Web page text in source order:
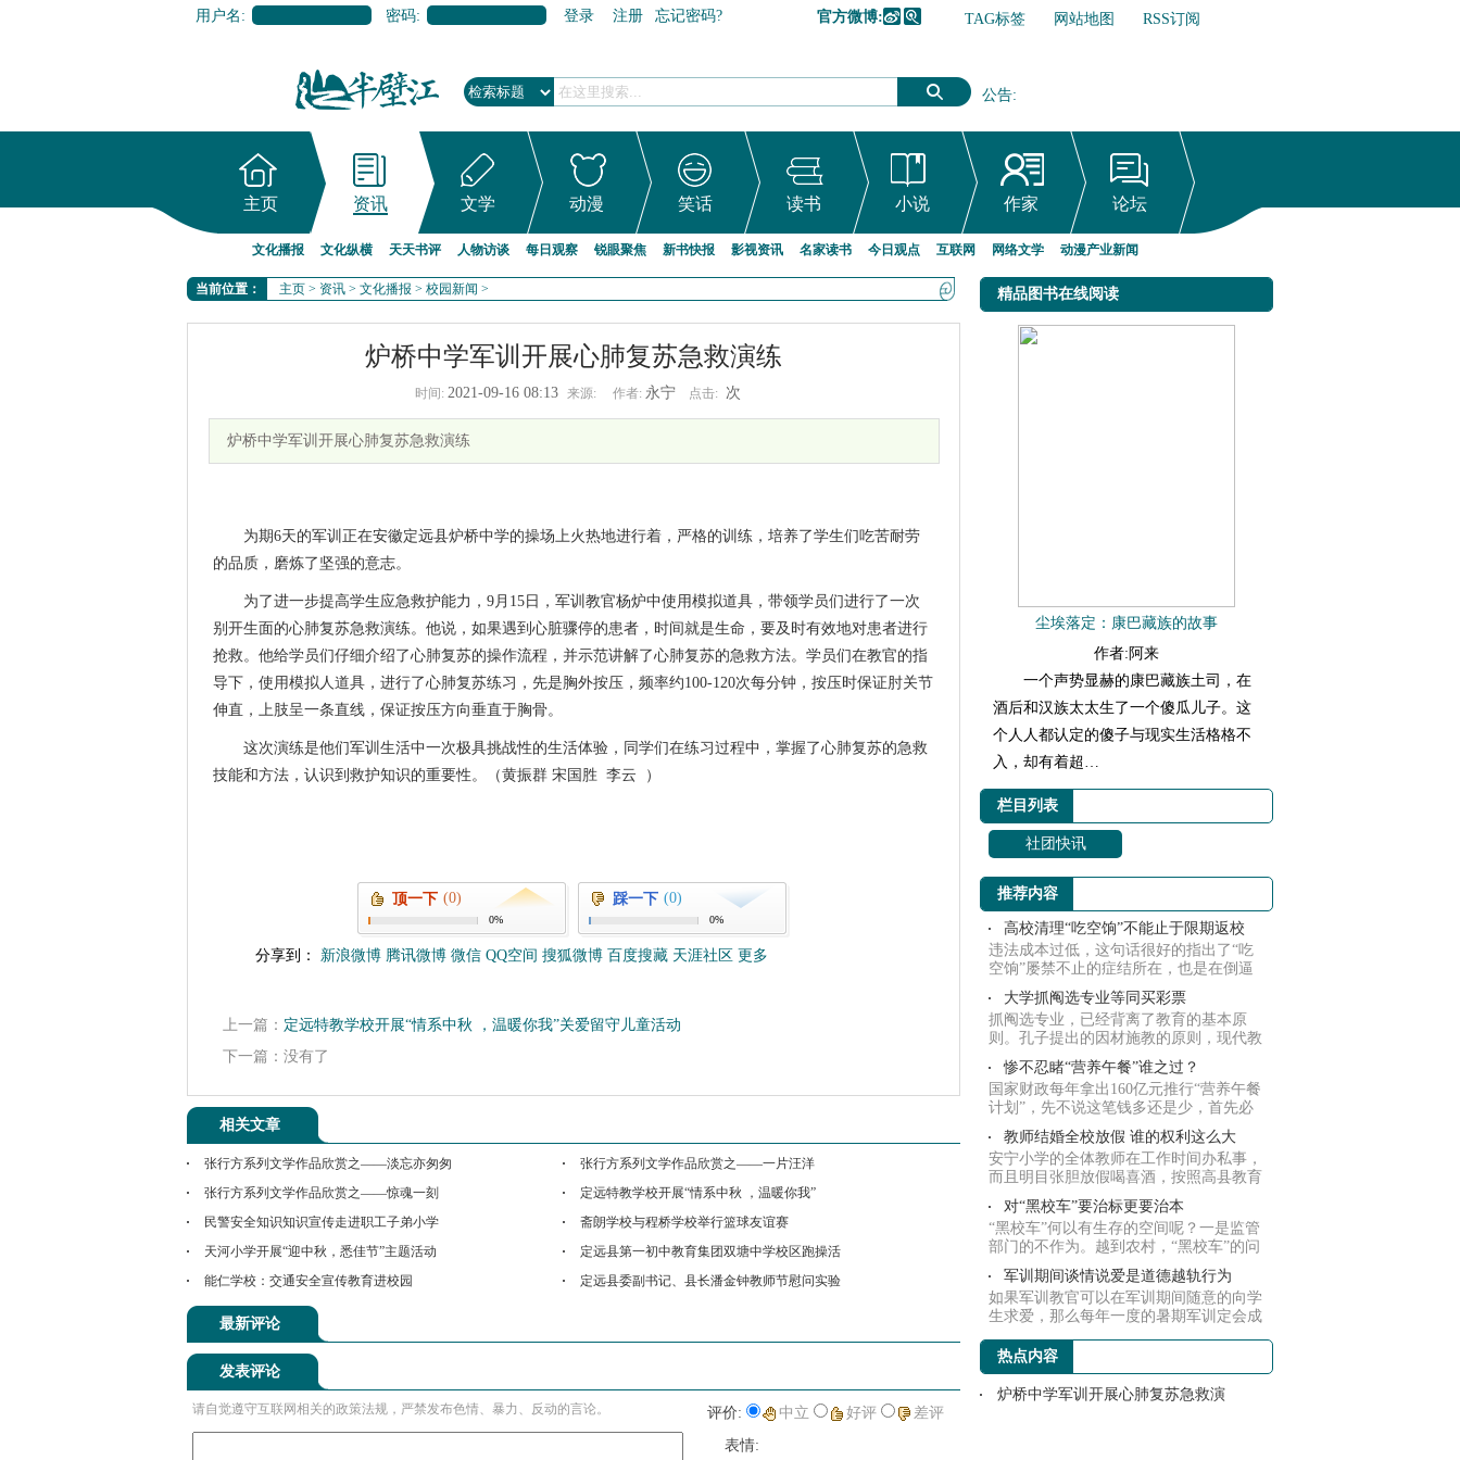
用户名: 密码: 登录 注册 忘记密码? 官方微博: TAG标签 网站地图
RSS订阅
公告:
网络文学行业自律倡议书
主页 资讯 文学 动漫 笑话 读书 小说 作家 论坛
文化播报 文化纵横 天天书评 人物访谈 每日观察 锐眼聚焦 新书快报 影视资讯 名家读书 今日观点 互联网 网络文学 动漫产业新闻
当前位置： 主页 > 资讯 > 文化播报 > 校园新闻 >
炉桥中学军训开展心肺复苏急救演练
时间: 2021-09-16 08:13 来源: 作者: 永宁 点击: 次
炉桥中学军训开展心肺复苏急救演练
为期6天的军训正在安徽定远县炉桥中学的操场上火热地进行着，严格的训练，培养了学生们吃苦耐劳
的品质，磨炼了坚强的意志。
为了进一步提高学生应急救护能力，9月15日，军训教官杨炉中使用模拟道具，带领学员们进行了一次
别开生面的心肺复苏急救演练。他说，如果遇到心脏骤停的患者，时间就是生命，要及时有效地对患者进行
抢救。他给学员们仔细介绍了心肺复苏的操作流程，并示范讲解了心肺复苏的急救方法。学员们在教官的指
导下，使用模拟人道具，进行了心肺复苏练习，先是胸外按压，频率约100-120次每分钟，按压时保证肘关节
伸直，上肢呈一条直线，保证按压方向垂直于胸骨。
这次演练是他们军训生活中一次极具挑战性的生活体验，同学们在练习过程中，掌握了心肺复苏的急救
技能和方法，认识到救护知识的重要性。（黄振群 宋国胜 李云 ）
顶一下 (0)
0%
踩一下 (0)
0%
分享到： 新浪微博 腾讯微博 微信 QQ空间 搜狐微博 百度搜藏 天涯社区 更多
上一篇： 定远特教学校开展“情系中秋 ，温暖你我”关爱留守儿童活动
下一篇：没有了
相关文章
张行方系列文学作品欣赏之——淡忘亦匆匆
张行方系列文学作品欣赏之——一片汪洋
张行方系列文学作品欣赏之——惊魂一刻
定远特教学校开展“情系中秋 ，温暖你我”
民警安全知识知识宣传走进职工子弟小学
斋朗学校与程桥学校举行篮球友谊赛
天河小学开展“迎中秋，悉佳节”主题活动
定远县第一初中教育集团双塘中学校区跑操活
能仁学校：交通安全宣传教育进校园
定远县委副书记、县长潘金钟教师节慰问实验
最新评论
发表评论
请自觉遵守互联网相关的政策法规，严禁发布色情、暴力、反动的言论。 评价: 中立 好评
差评
表情:
精品图书在线阅读
尘埃落定：康巴藏族的故事
作者:阿来
一个声势显赫的康巴藏族土司，在
酒后和汉族太太生了一个傻瓜儿子。这
个人人都认定的傻子与现实生活格格不
入，却有着超…
栏目列表
社团快讯
推荐内容
高校清理“吃空饷”不能止于限期返校
违法成本过低，这句话很好的指出了“吃
空饷”屡禁不止的症结所在，也是在倒逼
相关部门...
大学抓阄选专业等同买彩票
抓阄选专业，已经背离了教育的基本原
则。孔子提出的因材施教的原则，现代教
育强调的重...
惨不忍睹“营养午餐”谁之过？
国家财政每年拿出160亿元推行“营养午餐
计划”，先不说这笔钱多还是少，首先必
须保证...
教师结婚全校放假 谁的权利这么大
安宁小学的全体教师在工作时间办私事，
而且明目张胆放假喝喜酒，按照高县教育
和体育局...
对“黑校车”要治标更要治本
“黑校车”何以有生存的空间呢？一是监管
部门的不作为。越到农村，“黑校车”的问
题越...
军训期间谈情说爱是道德越轨行为
如果军训教官可以在军训期间随意的向学
生求爱，那么每年一度的暑期军训定会成
热点内容
炉桥中学军训开展心肺复苏急救演